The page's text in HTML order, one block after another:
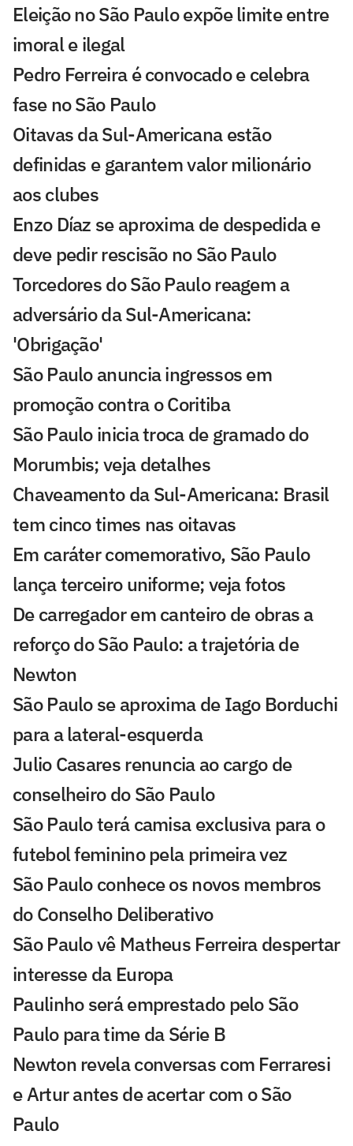
Eleição no São Paulo expõe limite entre
imoral e ilegal
Pedro Ferreira é convocado e celebra
fase no São Paulo
Oitavas da Sul-Americana estão
definidas e garantem valor milionário
aos clubes
Enzo Díaz se aproxima de despedida e
deve pedir rescisão no São Paulo
Torcedores do São Paulo reagem a
adversário da Sul-Americana:
'Obrigação'
São Paulo anuncia ingressos em
promoção contra o Coritiba
São Paulo inicia troca de gramado do
Morumbis; veja detalhes
Chaveamento da Sul-Americana: Brasil
tem cinco times nas oitavas
Em caráter comemorativo, São Paulo
lança terceiro uniforme; veja fotos
De carregador em canteiro de obras a
reforço do São Paulo: a trajetória de
Newton
São Paulo se aproxima de Iago Borduchi
para a lateral-esquerda
Julio Casares renuncia ao cargo de
conselheiro do São Paulo
São Paulo terá camisa exclusiva para o
futebol feminino pela primeira vez
São Paulo conhece os novos membros
do Conselho Deliberativo
São Paulo vê Matheus Ferreira despertar
interesse da Europa
Paulinho será emprestado pelo São
Paulo para time da Série B
Newton revela conversas com Ferraresi
e Artur antes de acertar com o São
Paulo